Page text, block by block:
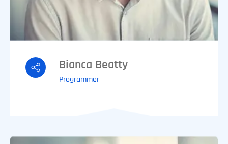
Bianca Beatty
Programmer